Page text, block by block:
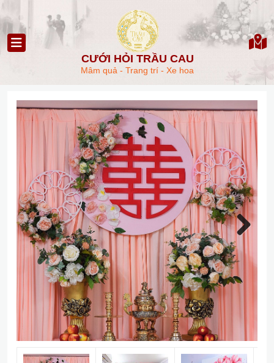
CƯỚI HỎI TRẦU CAU
Mâm quả - Trang trí - Xe hoa
Next